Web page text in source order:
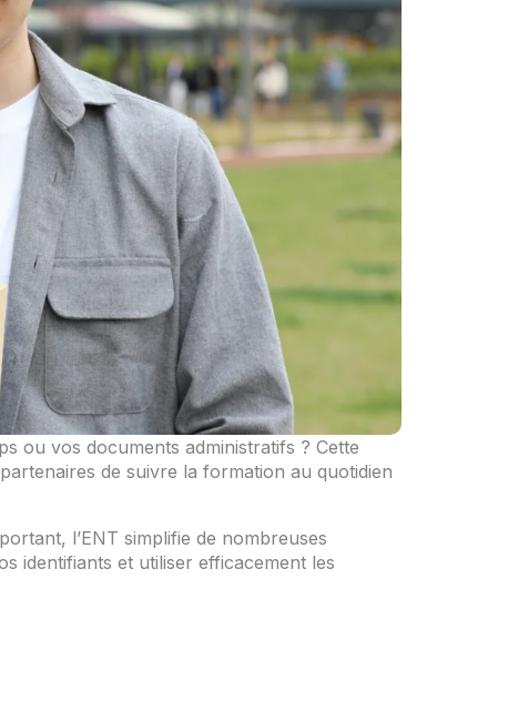
ou vos documents administratifs ? Cette
de suivre la formation au quotidien
l’ENT simplifie de nombreuses
identifiants et utiliser efficacement les